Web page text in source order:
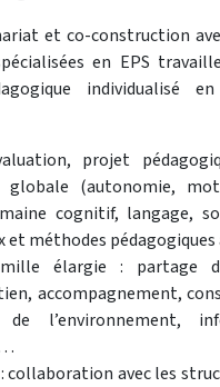
et co-construction
en EPS
individualisé
projet
globale (autonomie,
cognitif, langage,
et méthodes
élargie : partage
accompagnement,
de l’environnement,
avec les